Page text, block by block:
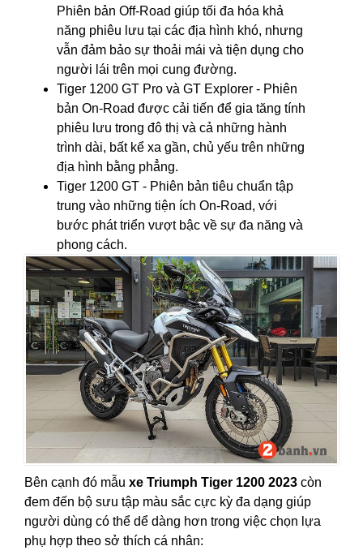
Phiên bản Off-Road giúp tối đa hóa khả
năng phiêu lưu tại các địa hình khó, nhưng
vẫn đảm bảo sự thoải mái và tiện dụng cho
người lái trên mọi cung đường.
Tiger 1200 GT Pro và GT Explorer - Phiên
bản On-Road được cải tiến để gia tăng tính
phiêu lưu trong đô thị và cả những hành
trình dài, bất kể xa gần, chủ yếu trên những
địa hình bằng phẳng.
Tiger 1200 GT - Phiên bản tiêu chuẩn tập
trung vào những tiện ích On-Road, với
bước phát triển vượt bậc về sự đa năng và
phong cách.
Bên cạnh đó mẫu xe Triumph Tiger 1200 2023 còn
đem đến bộ sưu tập màu sắc cực kỳ đa dạng giúp
người dùng có thể dể dàng hơn trong việc chọn lựa
phụ hợp theo sở thích cá nhân: